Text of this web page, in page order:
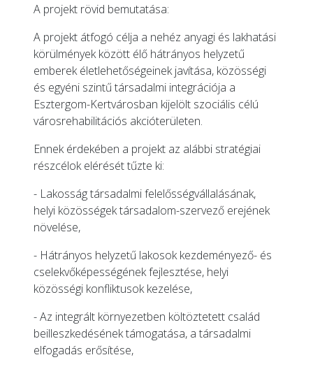
A projekt rövid bemutatása:
A projekt átfogó célja a nehéz anyagi és lakhatási
körülmények között élő hátrányos helyzetű
emberek életlehetőségeinek javítása, közösségi
és egyéni szintű társadalmi integrációja a
Esztergom-Kertvárosban kijelölt szociális célú
városrehabilitációs akcióterületen.
Ennek érdekében a projekt az alábbi stratégiai
részcélok elérését tűzte ki:
- Lakosság társadalmi felelősségvállalásának,
helyi közösségek társadalom-szervező erejének
növelése,
- Hátrányos helyzetű lakosok kezdeményező- és
cselekvőképességének fejlesztése, helyi
közösségi konfliktusok kezelése,
- Az integrált környezetben költöztetett család
beilleszkedésének támogatása, a társadalmi
elfogadás erősítése,